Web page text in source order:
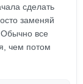
сделать
заменяй
все
чем потом